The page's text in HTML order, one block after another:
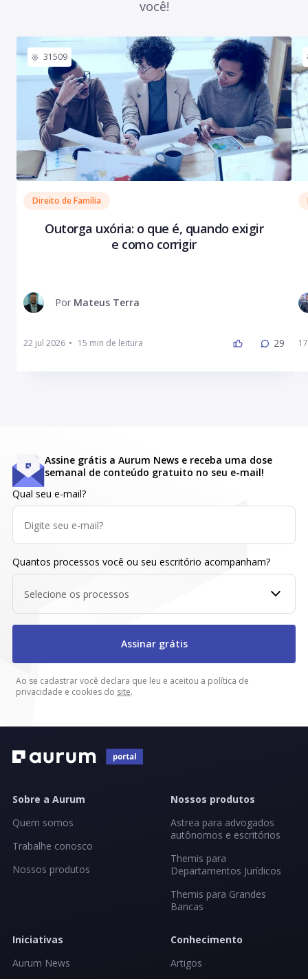
você!
31509
Direito de Família
Outorga uxória: o que é, quando exigir
e como corrigir
Por Mateus Terra
22 jul 2026 • 29
Assine grátis a Aurum News e receba uma dose
semanal de conteúdo gratuito no seu e-mail!
Qual seu e-mail?
Quantos processos você ou seu escritório acompanham?
Selecione os processos
Assinar grátis
Ao se cadastrar você declara que leu e aceitou a política de
privacidade e cookies do site.
Sobre a Aurum
Quem somos
Trabalhe conosco
Nossos produtos
Nossos produtos
Astrea para advogados
autônomos e escritórios
Themis para
Departamentos Jurídicos
Themis para Grandes
Bancas
Iniciativas
Aurum News
Conhecimento
Artigos